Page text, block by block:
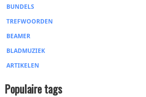
BUNDELS
TREFWOORDEN
BEAMER
BLADMUZIEK
ARTIKELEN
Populaire tags